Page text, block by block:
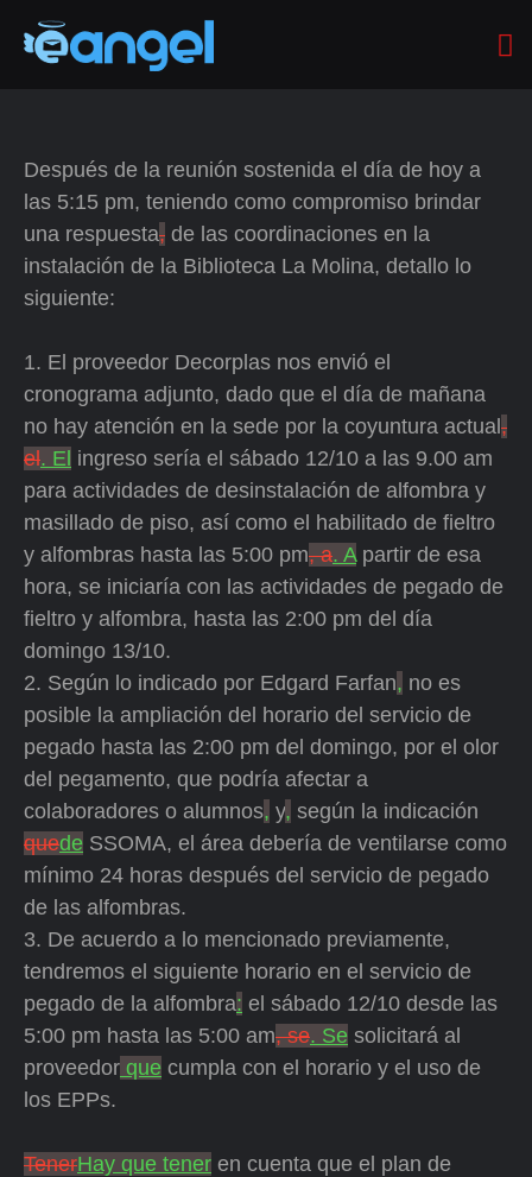
Después de la reunión sostenida el día de hoy a
las 5:15 pm, teniendo como compromiso brindar
una respuesta, de las coordinaciones en la
instalación de la Biblioteca La Molina, detallo lo
siguiente:
1. El proveedor Decorplas nos envió el
cronograma adjunto, dado que el día de mañana
no hay atención en la sede por la coyuntura actual ,
el. El ingreso sería el sábado 12/10 a las 9.00 am
para actividades de desinstalación de alfombra y
masillado de piso, así como el habilitado de fieltro
y alfombras hasta las 5:00 pm, a. Apartir de esa
hora, se iniciaría con las actividades de pegado de
fieltro y alfombra, hasta las 2:00 pm del día
domingo 13/10.
2. Según lo indicado por Edgard Farfan, no es
posible la ampliación del horario del servicio de
pegado hasta las 2:00 pm del domingo, por el olor
del pegamento, que podría afectar a
colaboradores o alumnos, y, según la indicación
quede SSOMA, el área debería de ventilarse como
mínimo 24 horas después del servicio de pegado
de las alfombras.
3. De acuerdo a lo mencionado previamente,
tendremos el siguiente horario en el servicio de
pegado de la alfombra: el sábado 12/10 desde las
5:00 pm hasta las 5:00 am, se. Se solicitará al
proveedor que cumpla con el horario y el uso de
los EPPs.
TenerHay que tener en cuenta que el plan de